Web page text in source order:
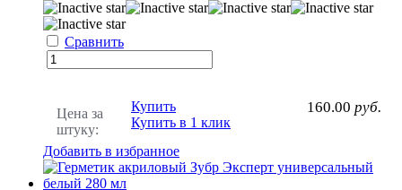
Сравнить
Цена за
штуку:
160.00 руб.
Купить
Купить в 1 клик
Добавить в избранное